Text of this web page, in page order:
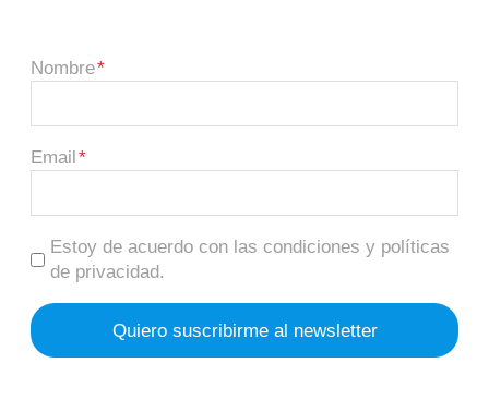
Nombre
Email
Estoy de acuerdo con las condiciones y políticas
de privacidad.